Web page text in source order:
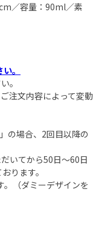
／容量：90ml／素
。
。
注文内容によって変動
の場合、2回目以降の
いてから50日～60日
ります。
（ダミーデザインを